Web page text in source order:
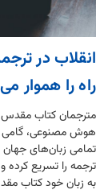
انقلاب در
راه را هموار
هوش مصنوعی،
ترجمه را تسریع کرده
به زبان خود کتاب